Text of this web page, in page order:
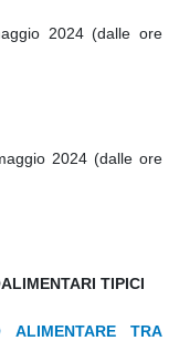
2024 (dalle ore
2024 (dalle ore
TIPICI
ALIMENTARE TRA